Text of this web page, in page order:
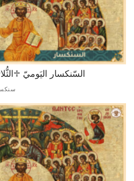
♱السّنكسار اليَوميّ ♱الثُّلاثاء في